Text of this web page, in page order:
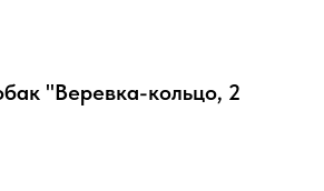
"Веревка-кольцо, 2